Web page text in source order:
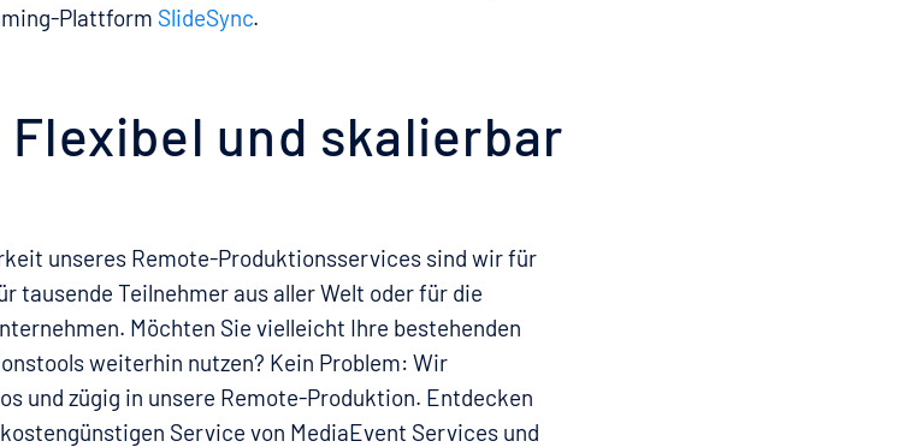
Plattform SlideSync.
und skalierbar
unseres Remote-Produktionsservices sind wir für
tausende Teilnehmer aus aller Welt oder für die
Möchten Sie vielleicht Ihre bestehenden
weiterhin nutzen? Kein Problem: Wir
und zügig in unsere Remote-Produktion. Entdecken
Service von MediaEvent Services und